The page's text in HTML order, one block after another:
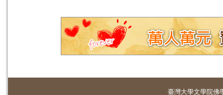
臺灣大學文學院佛